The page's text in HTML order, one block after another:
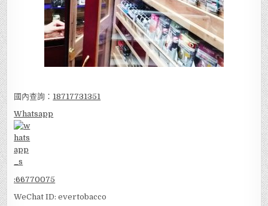
國內查詢： 18717731351
Whatsapp
:66770075
WeChat ID: evertobacco